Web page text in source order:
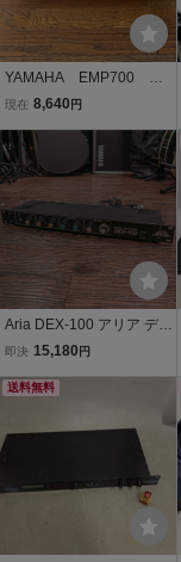
YAMAHA EMP700 動
作確認済み ジャンク扱
現在 8,640 円
Aria DEX-100 アリア デジ
タルディレイユニット -Gr
即決 15,180 円
送料無料